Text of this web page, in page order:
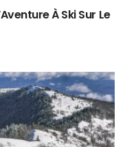
À Ski Sur Le